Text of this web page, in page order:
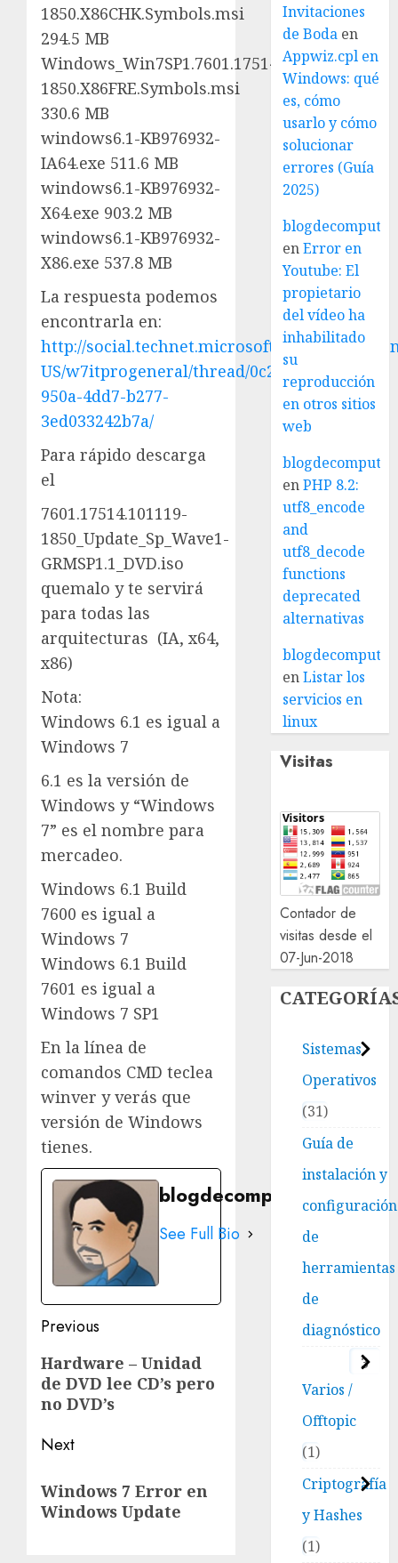
1850.X86CHK.Symbols.msi
294.5 MB
Windows_Win7SP1.7601.17514.101119-
1850.X86FRE.Symbols.msi
330.6 MB
windows6.1-KB976932-
IA64.exe 511.6 MB
windows6.1-KB976932-
X64.exe 903.2 MB
windows6.1-KB976932-
X86.exe 537.8 MB
La respuesta podemos
encontrarla en:
http://social.technet.microsoft.com/Forums/
US/w7itprogeneral/thread/0c260197-
950a-4dd7-b277-
3ed033242b7a/
Para rápido descarga
el
7601.17514.101119-
1850_Update_Sp_Wave1-
GRMSP1.1_DVD.iso
quemalo y te servirá
para todas las
arquitecturas (IA, x64,
x86)
Nota:
Windows 6.1 es igual a
Windows 7
6.1 es la versión de
Windows y “Windows
7” es el nombre para
mercadeo.
Windows 6.1 Build
7600 es igual a
Windows 7
Windows 6.1 Build
7601 es igual a
Windows 7 SP1
En la línea de
comandos CMD teclea
winver y verás que
versión de Windows
tienes.
blogdecomputo.com
See Full Bio
Post
navigation
Previous
Previous
post:
Hardware – Unidad
de DVD lee CD’s pero
no DVD’s
Next
post:
Windows 7 Error en
Windows Update
Invitaciones
de Boda en
Appwiz.cpl en
Windows: qué
es, cómo
usarlo y cómo
solucionar
errores (Guía
2025)
enError en
Youtube: El
propietario
del vídeo ha
inhabilitado
su
reproducción
en otros sitios
web
enPHP 8.2:
utf8_encode
and
utf8_decode
functions
deprecated
alternativas
enListar los
servicios en
linux
Visitas
Contador de
visitas desde el
07-Jun-2018
Sistemas
Operativos
31
Guía de
instalación y
configuración
de
herramientas
de
diagnóstico
3
Varios /
Offtopic
1
Criptografía
y Hashes
1